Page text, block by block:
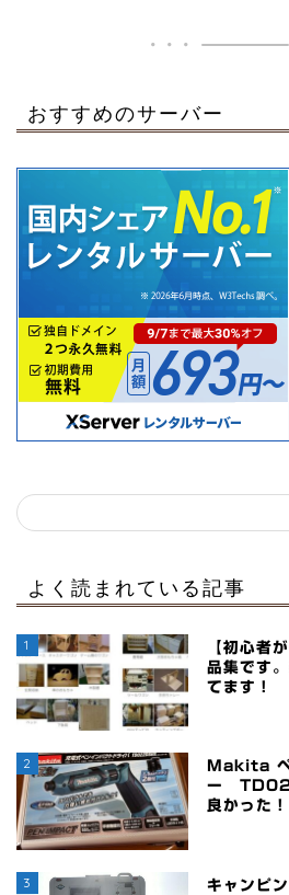
おすすめのサーバー
よく読まれている記事
1
【初心者
品集です
てます！
2
Makita ペ
ー
良かった！
3
キャンピ